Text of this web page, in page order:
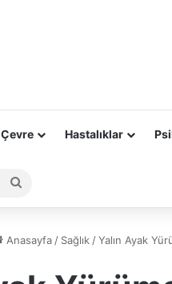
Hastalıklar
yap
...
Anasayfa / Sağlık /Yalın Ayak